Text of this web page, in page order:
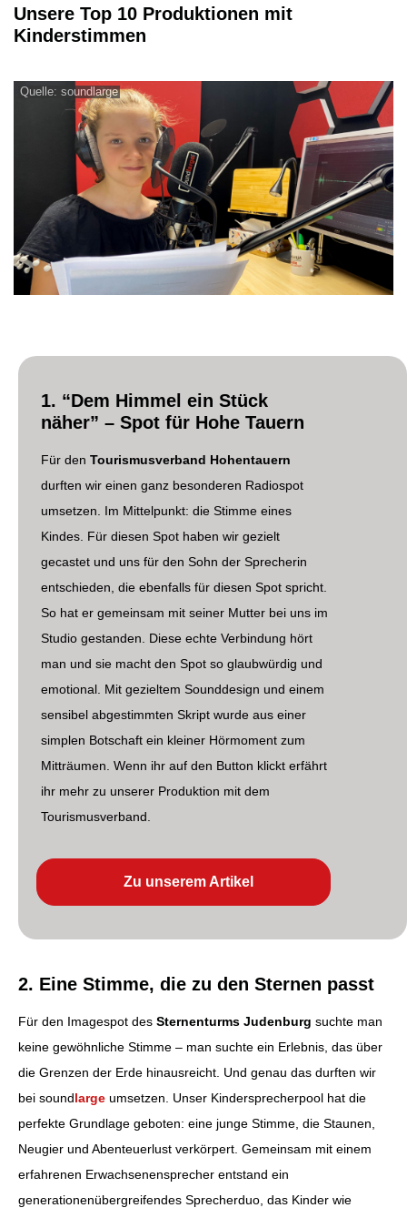
Unsere Top 10 Produktionen mit
Kinderstimmen
Quelle: soundlarge
1. “Dem Himmel ein Stück
näher” – Spot für Hohe Tauern
Für den Tourismusverband Hohentauern
durften wir einen ganz besonderen Radiospot
umsetzen. Im Mittelpunkt: die Stimme eines
Kindes. Für diesen Spot haben wir gezielt
gecastet und uns für den Sohn der Sprecherin
entschieden, die ebenfalls für diesen Spot spricht.
So hat er gemeinsam mit seiner Mutter bei uns im
Studio gestanden. Diese echte Verbindung hört
man und sie macht den Spot so glaubwürdig und
emotional. Mit gezieltem Sounddesign und einem
sensibel abgestimmten Skript wurde aus einer
simplen Botschaft ein kleiner Hörmoment zum
Mitträumen. Wenn ihr auf den Button klickt erfährt
ihr mehr zu unserer Produktion mit dem
Tourismusverband.
Zu unserem Artikel
2. Eine Stimme, die zu den Sternen passt
Für den Imagespot des Sternenturms Judenburg suchte man
keine gewöhnliche Stimme – man suchte ein Erlebnis, das über
die Grenzen der Erde hinausreicht. Und genau das durften wir
bei soundlarge umsetzen. Unser Kindersprecherpool hat die
perfekte Grundlage geboten: eine junge Stimme, die Staunen,
Neugier und Abenteuerlust verkörpert. Gemeinsam mit einem
erfahrenen Erwachsenensprecher entstand ein
generationenübergreifendes Sprecherduo, das Kinder wie